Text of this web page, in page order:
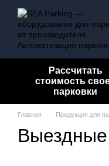
Перейти к основному
Рассчитать
стоимость
парковки
Главная Продукция для
Выездные